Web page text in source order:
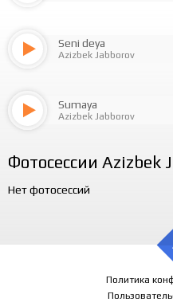
Seni deya
Azizbek Jabborov
Sumaya
Azizbek Jabborov
Фотосессии Azizbek
Нет фотосессий
Политика